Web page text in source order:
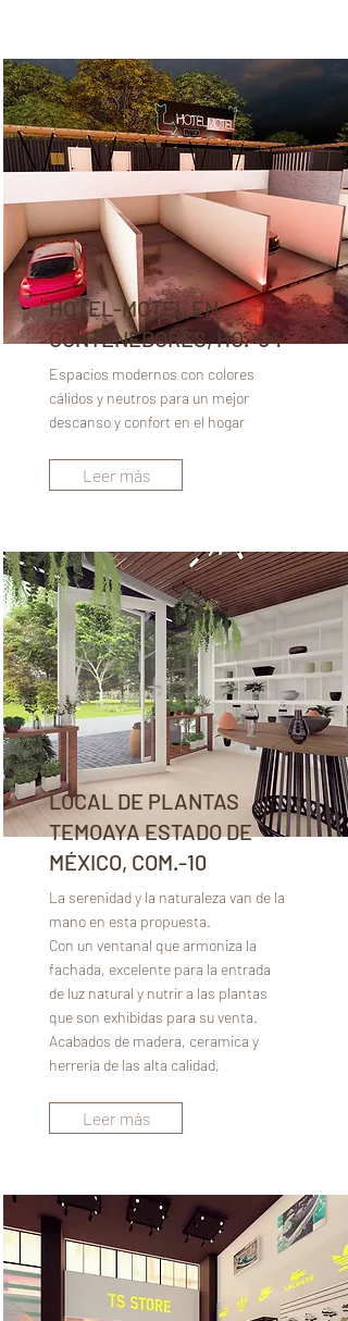
HOTEL-MOTEL EN
CONTENEDORES, HO.-04
Espacios modernos con colores
cálidos y neutros para un mejor
descanso y confort en el hogar
Leer más
LOCAL DE PLANTAS
TEMOAYA ESTADO DE
MÉXICO, COM.-10
La serenidad y la naturaleza van de la
mano en esta propuesta.
Con un ventanal que armoniza la
fachada, excelente para la entrada
de luz natural y nutrir a las plantas
que son exhibidas para su venta.
Acabados de madera, ceramica y
herrería de las alta calidad,
Leer más